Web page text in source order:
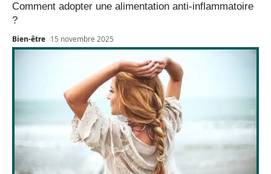
Comment adopter une alimentation anti-inflammatoire
?
Bien-être 15 novembre 2025